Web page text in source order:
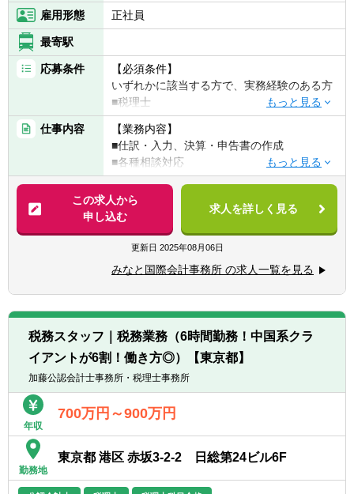
雇用形態 正社員
最寄駅
応募条件
【必須条件】
いずれかに該当する方で、実務経験のある方
■税理士
■公認会計士
【歓迎条件】
■英語に抵抗がない方
【使用ソフト】
弥生会計・達人・MF会計・freee
仕事内容
【業務内容】
■仕訳・入力、決算・申告書の作成
■各種相談対応
■決算チェック
■入力データのレビュー
※税務会計全般へ携わっていただきます。
経験によっては専門知識を生かしてサービス
の品質管理等にも携わっていただく予定で
■資産税、相続業務
■国際相続
■監査業務
■DD、バリュエーションなど
この求人から
申し込む
求人を詳しく見る
更新日 2025年08月06日
みなと国際会計事務所 の求人一覧を見る
税務スタッフ｜税務業務（6時間勤務！中国系クラ
イアントが6割！働き方◎）【東京都】
加藤公認会計士事務所・税理士事務所
年収
700万円～900万円
勤務地
東京都 港区 赤坂3-2-2 日総第24ビル6F